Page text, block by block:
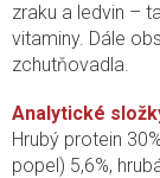
zraku a ledvin –
vitaminy. Dále
zchutňovadla.
Analytické
Hrubý protein
popel) 5,6%,